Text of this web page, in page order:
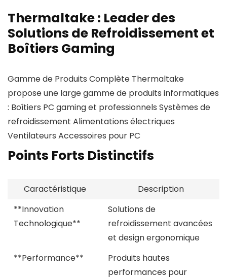
Thermaltake : Leader des
Solutions de Refroidissement et
Boîtiers Gaming
Gamme de Produits Complète Thermaltake
propose une large gamme de produits informatiques
: Boîtiers PC gaming et professionnels Systèmes de
refroidissement Alimentations électriques
Ventilateurs Accessoires pour PC
Points Forts Distinctifs
Caractéristique
Description
**Innovation
Technologique**
Solutions de
refroidissement avancées
et design ergonomique
**Performance**
Produits hautes
performances pour